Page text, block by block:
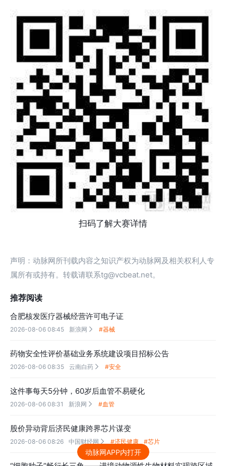
扫码了解大赛详情
声明：动脉网所刊载内容之知识产权为动脉网及相关权利人专
属所有或持有。转载请联系tg@vcbeat.net。
推荐阅读
合肥核发医疗器械经营许可电子证
2026-08-06 08:45 新浪网  #器械
药物安全性评价基础业务系统建设项目招标公告
2026-08-06 08:35 云南白药  #安全
这件事每天5分钟，60岁后血管不易硬化
2026-08-06 08:31 新浪网  #血管
股价异动背后济民健康跨界芯片谋变
2026-08-06 08:26 中国财经网  #济民健康 #芯片
动脉网APP内打开